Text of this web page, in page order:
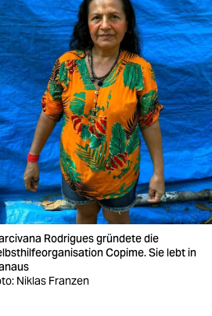
Rodrigues gründete die
Copime. Sie lebt in
Niklas Franzen